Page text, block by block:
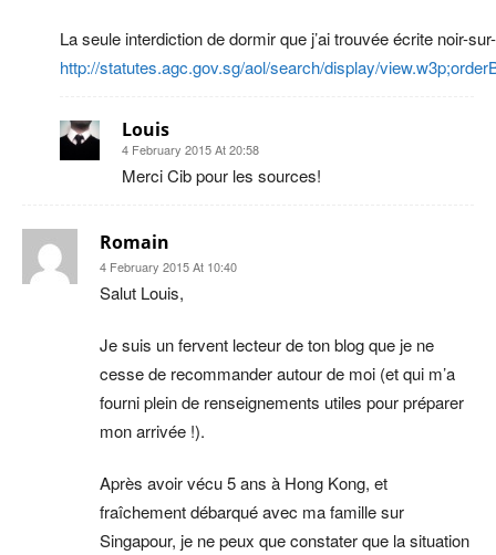
La seule interdiction de dormir que j’ai trouvée écrite noir-
http://statutes.agc.gov.sg/aol/search/display/
Louis
4 February 2015 At 20:58
Merci Cib pour les sources!
Romain
4 February 2015 At 10:40
Salut Louis,
Je suis un fervent lecteur de ton blog que je ne
cesse de recommander autour de moi (et qui m’a
fourni plein de renseignements utiles pour préparer
mon arrivée !).
Après avoir vécu 5 ans à Hong Kong, et
fraîchement débarqué avec ma famille sur
Singapour, je ne peux que constater que la situation